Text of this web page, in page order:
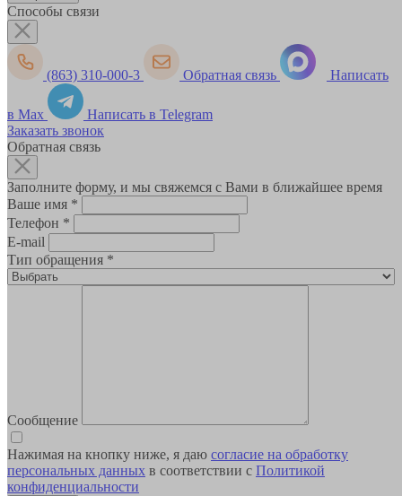
Способы связи
(863) 310-000-3 Обратная связь Написать
в Max
Написать в Telegram
Заказать звонок
Обратная связь
Заполните форму, и мы свяжемся с Вами в ближайшее время
Ваше имя *
Телефон *
E-mail
Тип обращения *
Сообщение
Нажимая на кнопку ниже, я даю согласие на обработку
персональных данных в соответствии с Политикой
конфиденциальности